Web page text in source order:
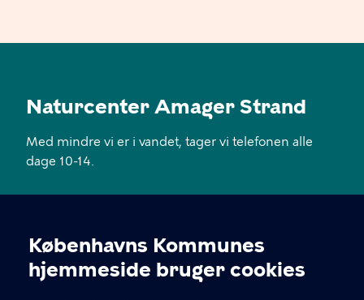
Cookieindstillinger
Københavns Kommunes
hjemmeside bruger cookies
Naturcenter Amager Strand
Med mindre vi er i vandet, tager vi telefonen alle
dage 10-14.
Øresundsstien 7, 2300 København S
naturcenteramagerstrand@kk.dk